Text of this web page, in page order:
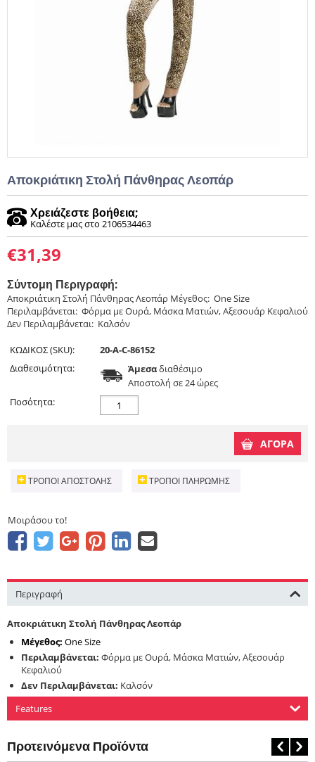
Αποκριάτικη Στολή Πάνθηρας Λεοπάρ
Χρειάζεστε βοήθεια;
Καλέστε μας στο 2106534463
€31,39
Σύντομη Περιγραφή:
Αποκριάτικη Στολή Πάνθηρας Λεοπάρ Μέγεθος: One Size
Περιλαμβάνεται: Φόρμα με Ουρά, Μάσκα Ματιών, Αξεσουάρ Κεφαλιού
Δεν Περιλαμβάνεται: Καλσόν
ΚΩΔΙΚΟΣ (SKU):
20-A-C-86152
Διαθεσιμότητα:
Άμεσαδιαθέσιμο
Aποστολή σε 24 ώρες
Ποσότητα:
ΑΓΟΡΑ
ΤΡΌΠΟΙ ΑΠΟΣΤΟΛΉΣ ΤΡΌΠΟΙ ΠΛΗΡΩΜΉΣ
Μοιράσου το!
Περιγραφή
Αποκριάτικη Στολή Πάνθηρας Λεοπάρ
Μέγεθος: One Size
Περιλαμβάνεται: Φόρμα με Ουρά, Μάσκα Ματιών, Αξεσουάρ
Κεφαλιού
Δεν Περιλαμβάνεται: Καλσόν
Features
Προτεινόμενα Προϊόντα